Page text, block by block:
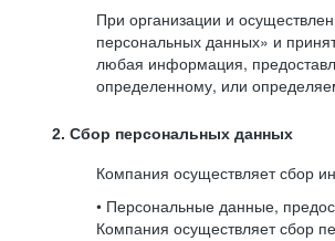
При организации и
персональных данных» и
любая информация,
определенному, или
2. Сбор персональных данных
Компания осуществляет сбор
• Персональные данные,
Компания осуществляет сбор